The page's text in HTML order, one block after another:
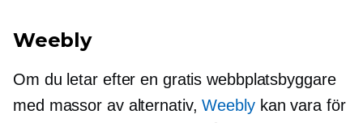
Weebly
Om du letar efter en gratis webbplatsbyggare
med massor av alternativ,Weeblykan vara för